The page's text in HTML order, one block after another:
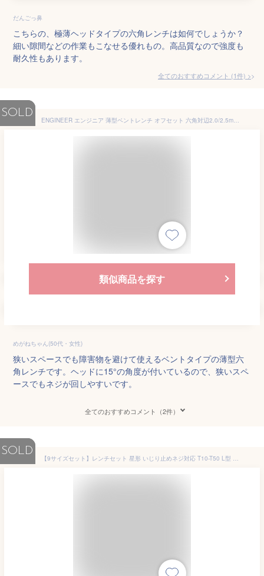
だんごっ鼻
こちらの、極薄ヘッドタイプの六角レンチは如何でしょうか？
細い隙間などの作業もこなせる優れもの。高品質なので強度も
耐久性もあります。
全てのおすすめコメント (1件) >
SOLD
ENGINEER エンジニア 薄型ベントレンチ オフセット 六角対辺2.0/2.5mm DHX-01
類似商品を探す
めがねちゃん(50代・女性)
狭いスペースでも障害物を避けて使えるベントタイプの薄型六
角レンチです。ヘッドに15°の角度が付いているので、狭いスペ
ースでもネジが回しやすいです。
全てのおすすめコメント（2件）
SOLD
【9サイズセット】レンチセット 星形 いじり止めネジ対応 T10-T50 L型 ドライバーセット トルクスレンチ 特殊ネジ ドライバー 六角 六角レンチ レンチ 工具 組み立て 解体 固定 DIY いじり止め 六角穴付ボルト 六角穴付止めネジ 開閉式 ホルダー コンパクト クロムメッキ